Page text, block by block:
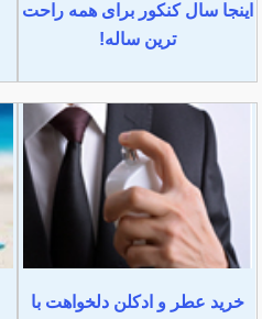
اینجا سال کنکور برای همه راحت
ترین ساله!
خرید عطر و ادکلن دلخواهت با